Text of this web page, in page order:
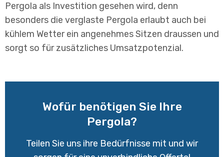
Pergola als Investition gesehen wird, denn
besonders die verglaste Pergola erlaubt auch bei
kühlem Wetter ein angenehmes Sitzen draussen und
sorgt so für zusätzliches Umsatzpotenzial.
Wofür benötigen Sie Ihre
Pergola?
Teilen Sie uns ihre Bedürfnisse mit und wir